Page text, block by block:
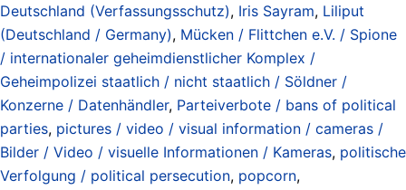
Deutschland (Verfassungsschutz), Iris Sayram, Liliput
(Deutschland / Germany), Mücken / Flittchen e.V. / Spione
/ internationaler geheimdienstlicher Komplex /
Geheimpolizei staatlich / nicht staatlich / Söldner /
Konzerne / Datenhändler, Parteiverbote / bans of political
parties, pictures / video / visual information / cameras /
Bilder / Video / visuelle Informationen / Kameras, politische
Verfolgung / political persecution, popcorn,